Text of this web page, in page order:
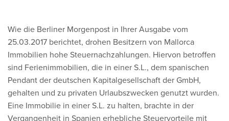
Wie die Berliner Morgenpost in Ihrer Ausgabe vom
25.03.2017 berichtet, drohen Besitzern von Mallorca
Immobilien hohe Steuernachzahlungen. Hiervon betroffen
sind Ferienimmobilien, die in einer S.L., dem spanischen
Pendant der deutschen Kapitalgesellschaft der GmbH,
gehalten und zu privaten Urlaubszwecken genutzt wurden.
Eine Immobilie in einer S.L. zu halten, brachte in der
Vergangenheit in Spanien erhebliche Steuervorteile mit